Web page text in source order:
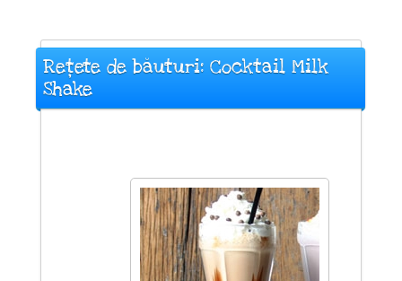
Rețete de băuturi: Cocktail Milk
Shake